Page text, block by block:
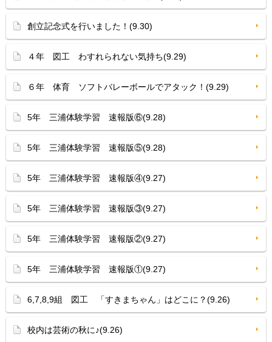
創立記念式を行いました！(9.30)
４年 図工 わすれられない気持ち(9.29)
６年 体育 ソフトバレーボールでアタック！(9.29)
5年 三浦体験学習 速報版⑥(9.28)
5年 三浦体験学習 速報版⑤(9.28)
5年 三浦体験学習 速報版④(9.27)
5年 三浦体験学習 速報版③(9.27)
5年 三浦体験学習 速報版②(9.27)
5年 三浦体験学習 速報版①(9.27)
6,7,8,9組 図工 「すきまちゃん」はどこに？(9.26)
校内は芸術の秋に♪(9.26)